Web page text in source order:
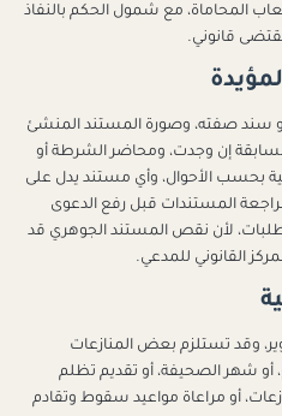
المحاماة، مع شمول الحكم بالنفاذ
قانوني.
سند صفته، وصورة المستند المنشئ
إن وجدت، ومحاضر الشرطة أو
بحسب الأحوال، وأي مستند يدل على
مراجعة المستندات قبل رفع الدعوى
لأن نقص المستند الجوهري قد
القانوني للمدعي.
وقد تستلزم بعض المنازعات
أو شهر الصحيفة، أو تقديم تظلم
أو مراعاة مواعيد سقوط وتقادم